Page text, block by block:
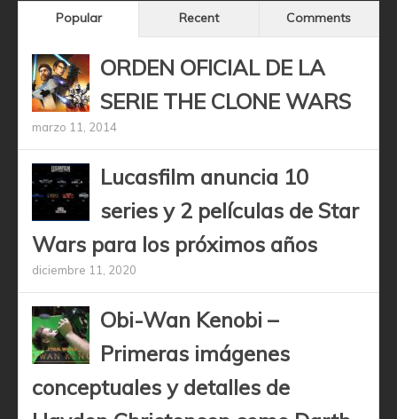
Popular Recent Comments
ORDEN OFICIAL DE LA
SERIE THE CLONE WARS
marzo 11, 2014
Lucasfilm anuncia 10
series y 2 películas de Star
Wars para los próximos años
diciembre 11, 2020
Obi-Wan Kenobi –
Primeras imágenes
conceptuales y detalles de